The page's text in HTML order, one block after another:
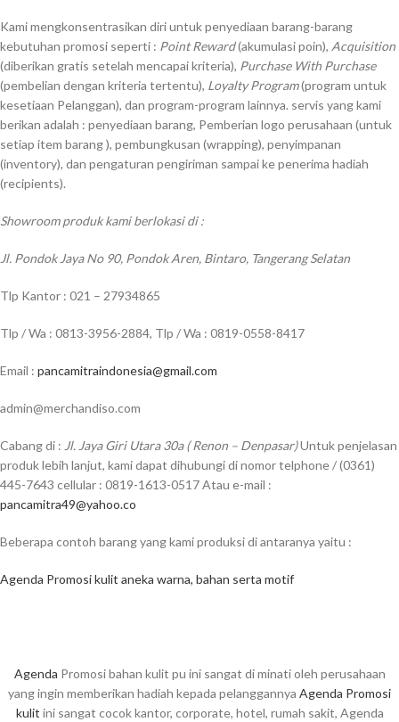
Kami mengkonsentrasikan diri untuk penyediaan barang-barang
kebutuhan promosi seperti : Point Reward(akumulasi poin), Acquisition
(diberikan gratis setelah mencapai kriteria), Purchase With Purchase
(pembelian dengan kriteria tertentu), Loyalty Program(program untuk
kesetiaan Pelanggan), dan program-program lainnya. servis yang kami
berikan adalah : penyediaan barang, Pemberian logo perusahaan (untuk
setiap item barang ), pembungkusan (wrapping), penyimpanan
(inventory), dan pengaturan pengiriman sampai ke penerima hadiah
(recipients).
Showroom produk kami berlokasi di :
Jl. Pondok Jaya No 90, Pondok Aren, Bintaro, Tangerang Selatan
Tlp Kantor : 021 – 27934865
Tlp / Wa : 0813-3956-2884, Tlp / Wa : 0819-0558-8417
Email : pancamitraindonesia@gmail.com
admin@merchandiso.com
Cabang di : Jl. Jaya Giri Utara 30a ( Renon – Denpasar)Untuk penjelasan
produk lebih lanjut, kami dapat dihubungi di nomor telphone / (0361)
445-7643 cellular : 0819-1613-0517 Atau e-mail :
pancamitra49@yahoo.co
Beberapa contoh barang yang kami produksi di antaranya yaitu :
Agenda Promosi kulit aneka warna, bahan serta motif
Agenda Promosi bahan kulit pu ini sangat di minati oleh perusahaan
yang ingin memberikan hadiah kepada pelanggannya Agenda Promosi
kulit ini sangat cocok kantor, corporate, hotel, rumah sakit, Agenda